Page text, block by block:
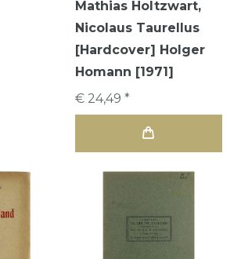
Mathias Holtzwart,
Nicolaus Taurellus
[Hardcover] Holger
Homann [1971]
€ 24,49 *